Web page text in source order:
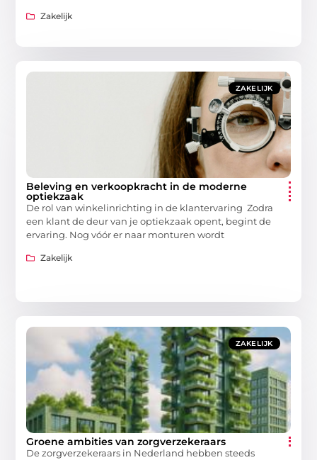
Zakelijk
ZAKELIJK
Beleving en verkoopkracht in de moderne
optiekzaak
De rol van winkelinrichting in de klantervaring Zodra
een klant de deur van je optiekzaak opent, begint de
ervaring. Nog vóór er naar monturen wordt
Zakelijk
ZAKELIJK
Groene ambities van zorgverzekeraars
De zorgverzekeraars in Nederland hebben steeds